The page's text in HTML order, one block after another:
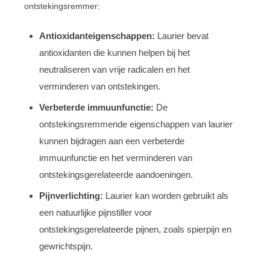
ontstekingsremmer:
Antioxidanteigenschappen: Laurier bevat
antioxidanten die kunnen helpen bij het
neutraliseren van vrije radicalen en het
verminderen van ontstekingen.
Verbeterde immuunfunctie: De
ontstekingsremmende eigenschappen van laurier
kunnen bijdragen aan een verbeterde
immuunfunctie en het verminderen van
ontstekingsgerelateerde aandoeningen.
Pijnverlichting: Laurier kan worden gebruikt als
een natuurlijke pijnstiller voor
ontstekingsgerelateerde pijnen, zoals spierpijn en
gewrichtspijn.